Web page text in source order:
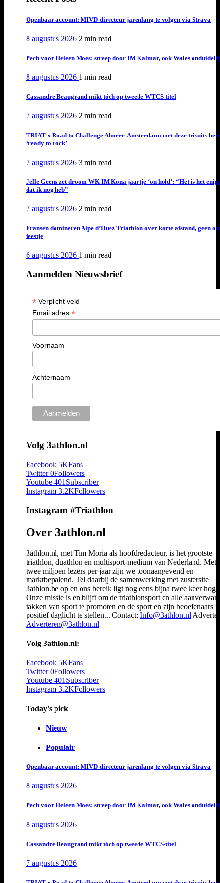
Openbaar account: MIVD-directeur jarenlang te volgen via Strava
8 augustus 2026 2 min read
Pech voor Heleen Moes: streep door IM Kalmar, ook Wales
8 augustus 2026 1 min read
Cassandre Beaugrand mikt tóch op tweede WTCS-titel
7 augustus 2026 2 min read
TRIAT x Road to Challenge Almere-Amsterdam: met deze trisuits ben
‘ready to rock’
7 augustus 2026 3 min read
Jelle Geens zet droom WK IM Kona jaartje ‘on hold’: “Het is het
dat ik nog heb”
7 augustus 2026 2 min read
Fransen domineren Alpe d’Huez Triathlon over korte afstand, geen
feestje
6 augustus 2026 1 min read
Aanmelden Nieuwsbrief
*Verplicht veld
Email adres *
Voornaam
Achternaam
Volg 3athlon.nl
Facebook 5KFans
Twitter 0Followers
Youtube 401 Subscriber
Instagram 3.2KFollowers
Instagram #Triathlon
Over 3athlon.nl
3athlon.nl, met Tim Moria als hoofdredacteur, is het grootste
triathlon, duathlon en multisport-medium van Nederland. Met
twee miljoen lezers per jaar zijn we toonaangevend en
marktbepalend. Tel daarbij de samenwerking met zustersite
3athlon.be op en ons bereik ligt nog eens bijna twee keer
Onze missie is en blijft om de triathlonsport en alle
takken van sport te promoten en de sport en zijn beoefenaars
positief daglicht te stellen... Contact: Info@3athlon.nl
Adverteren@3athlon.nl
Volg 3athlon.nl:
Facebook 5KFans
Twitter 0Followers
Youtube 401 Subscriber
Instagram 3.2KFollowers
Today's pick
Nieuw
Populair
Openbaar account: MIVD-directeur jarenlang te volgen via Strava
8 augustus 2026
Pech voor Heleen Moes: streep door IM Kalmar, ook Wales
8 augustus 2026
Cassandre Beaugrand mikt tóch op tweede WTCS-titel
7 augustus 2026